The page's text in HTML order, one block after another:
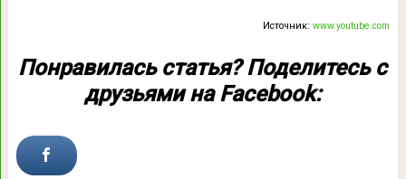
Источник:www.youtube.com
Понравилась статья? Поделитесь с
друзьями на Facebook: